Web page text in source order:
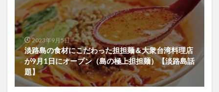
2023年9月5日
淡路島の食材にこだわった担担麺＆大衆台湾料理店
が9月1日にオープン（島の極上担担麺）【淡路島話
題】